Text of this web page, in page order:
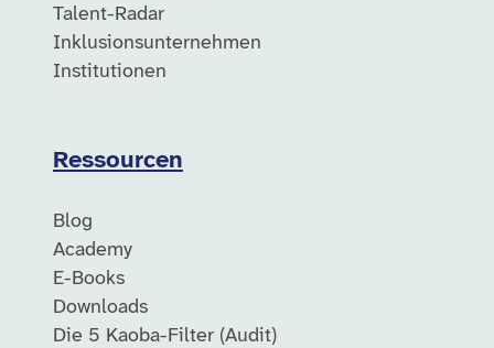
Talent-Radar
Inklusionsunternehmen
Institutionen
Ressourcen
Blog
Academy
E-Books
Downloads
Die 5 Kaoba-Filter (Audit)